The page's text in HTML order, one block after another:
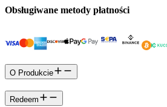
Obsługiwane metody płatności
O Produkcie
Redeem